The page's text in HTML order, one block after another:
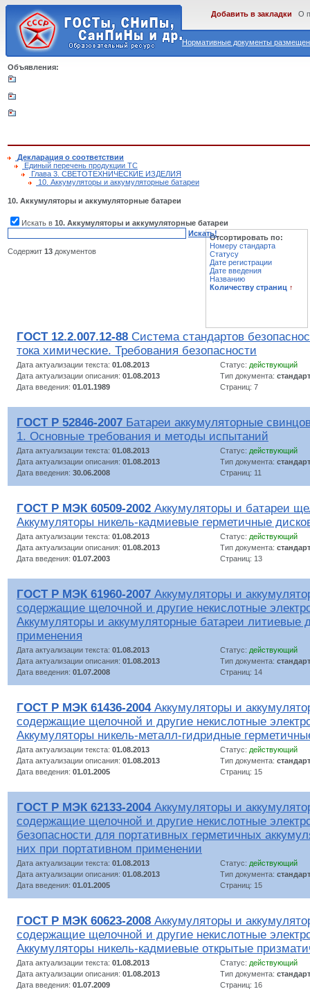
Нормативные документы
Добавить в закладки О
Объявления:
Декларация о соответствии
Единый перечень продукции ТС
Глава 3. СВЕТОТЕХНИЧЕСКИЕ ИЗДЕЛИЯ
10. Аккумуляторы и аккумуляторные батареи
10. Аккумуляторы и аккумуляторные батареи
Искать в 10. Аккумуляторы и аккумуляторные батареи
Искать!
Содержит 13 документов
Отсортировать по:
Номеру стандарта
Статусу
Дате регистрации
Дате введения
Названию
Количеству страниц ↑
ГОСТ 12.2.007.12-88 Система стандартов
тока химические. Требования безопасности
Дата актуализации текста: 01.08.2013 Статус: действующий
Дата актуализации описания: 01.08.2013 Тип документа: стандарт
Дата введения: 01.01.1989 Страниц: 7
ГОСТ Р 52846-2007 Батареи аккумуляторные
1. Основные требования и методы испытаний
Дата актуализации текста: 01.08.2013 Статус: действующий
Дата актуализации описания: 01.08.2013 Тип документа: стандарт
Дата введения: 30.06.2008 Страниц: 11
ГОСТ Р МЭК 60509-2002 Аккумуляторы и батареи
Аккумуляторы никель-кадмиевые герметичные
Дата актуализации текста: 01.08.2013 Статус: действующий
Дата актуализации описания: 01.08.2013 Тип документа: стандарт
Дата введения: 01.07.2003 Страниц: 13
ГОСТ Р МЭК 61960-2007 Аккумуляторы и
содержащие щелочной и другие некислотные
Аккумуляторы и аккумуляторные батареи литиевые
применения
Дата актуализации текста: 01.08.2013 Статус: действующий
Дата актуализации описания: 01.08.2013 Тип документа: стандарт
Дата введения: 01.07.2008 Страниц: 14
ГОСТ Р МЭК 61436-2004Аккумуляторы и
содержащие щелочной и другие некислотные
Аккумуляторы никель-металл-гидридные
Дата актуализации текста: 01.08.2013 Статус: действующий
Дата актуализации описания: 01.08.2013 Тип документа: стандарт
Дата введения: 01.01.2005 Страниц: 15
ГОСТ Р МЭК 62133-2004Аккумуляторы и
содержащие щелочной и другие некислотные
безопасности для портативных герметичных
них при портативном применении
Дата актуализации текста: 01.08.2013 Статус: действующий
Дата актуализации описания: 01.08.2013 Тип документа: стандарт
Дата введения: 01.01.2005 Страниц: 15
ГОСТ Р МЭК 60623-2008 Аккумуляторы и
содержащие щелочной и другие некислотные
Аккумуляторы никель-кадмиевые открытые
Дата актуализации текста: 01.08.2013 Статус: действующий
Дата актуализации описания: 01.08.2013 Тип документа: стандарт
Дата введения: 01.07.2009 Страниц: 16